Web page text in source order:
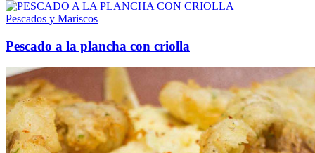
Pescados y Mariscos
Pescado a la plancha con criolla